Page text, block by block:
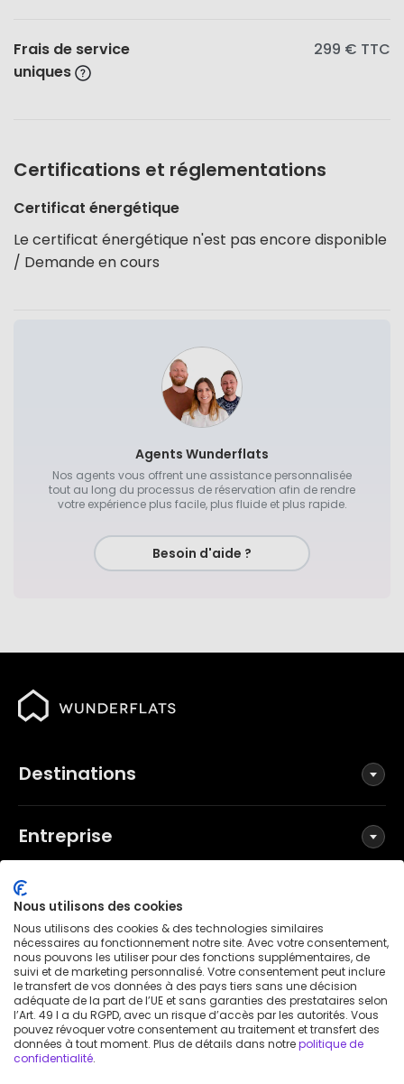
Frais de service
uniques
299 € TTC
Certifications et réglementations
Certificat énergétique
Le certificat énergétique n'est pas encore disponible
/ Demande en cours
Agents Wunderflats
Nos agents vous offrent une assistance personnalisée
tout au long du processus de réservation afin de rendre
votre expérience plus facile, plus fluide et plus rapide.
Besoin d'aide ?
Destinations
Entreprise
Réseaux sociaux
Conditions générales
Politique de confidentialité
Mentions légales
Avis de brevet
Nous utilisons des cookies
Nous utilisons des cookies & des technologies similaires
nécessaires au fonctionnement notre site. Avec votre consentement,
nous pouvons les utiliser pour des fonctions supplémentaires, de
suivi et de marketing personnalisé. Votre consentement peut inclure
le transfert de vos données à des pays tiers sans une décision
adéquate de la part de l’UE et sans garanties des prestataires selon
l’Art. 49 I a du RGPD, avec un risque d’accès par les autorités. Vous
pouvez révoquer votre consentement au traitement et transfert des
données à tout moment. Plus de détails dans notrepolitique de
confidentialité.